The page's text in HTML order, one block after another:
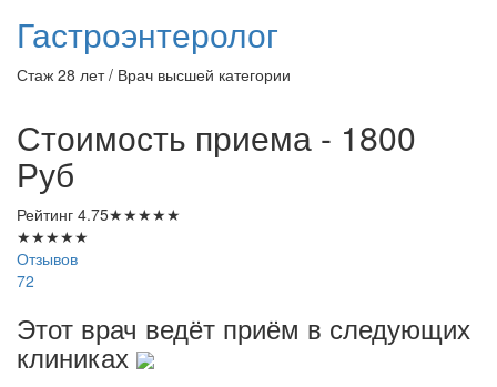
Гастроэнтеролог
Стаж 28 лет / Врач высшей категории
Стоимость приема - 1800
Руб
Рейтинг 4.75★★★★★
★★★★★
Отзывов
72
Этот врач ведёт приём в следующих
клиниках